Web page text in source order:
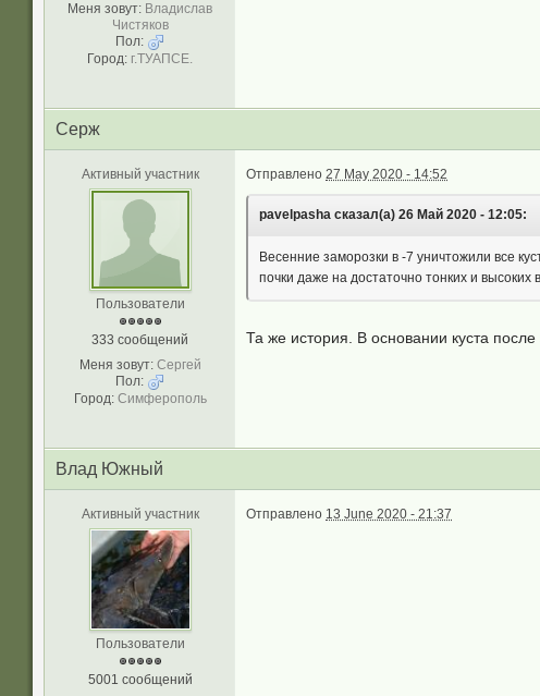
Меня зовут: Владислав
Чистяков
Пол:
Город: г.ТУАПСЕ.
Серж
Активный участник
Пользователи
333 сообщений
Меня зовут: Сергей
Пол:
Город: Симферополь
Отправлено 27 May 2020 - 14:52
pavelpasha сказал(а) 26 Май 2020 - 12:05:
Весенние заморозки в -7 уничтожили все
почки даже на достаточно тонких и
Та же история. В основании куста
Влад Южный
Активный участник
Пользователи
5001 сообщений
Отправлено 13 June 2020 - 21:37